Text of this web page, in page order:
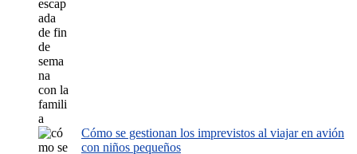
Cómo se gestionan los imprevistos al viajar en avión
con niños pequeños